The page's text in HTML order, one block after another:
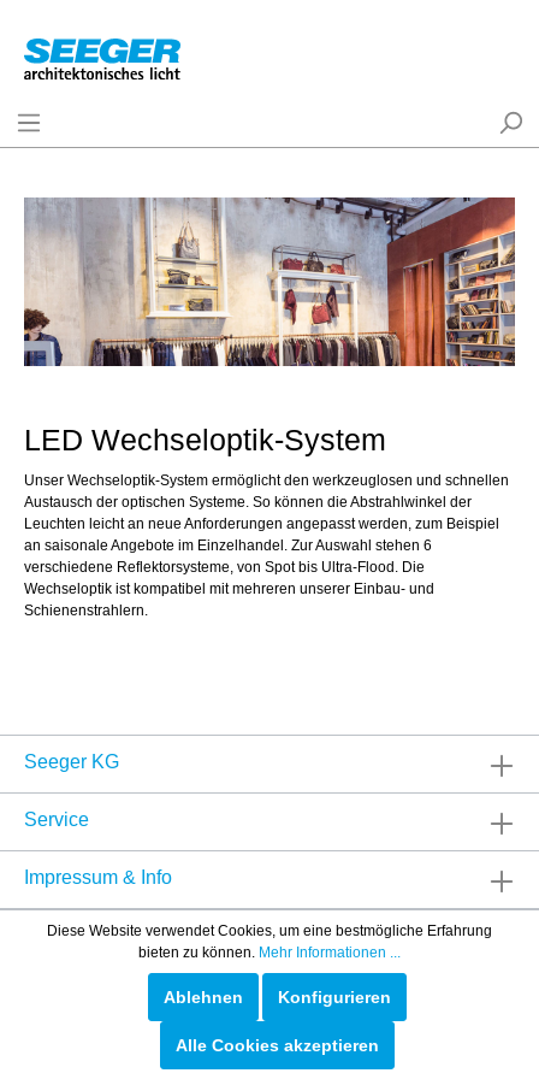
LED Wechseloptik-System
Unser Wechseloptik-System ermöglicht den werkzeuglosen und schnellen
Austausch der optischen Systeme. So können die Abstrahlwinkel der
Leuchten leicht an neue Anforderungen angepasst werden, zum Beispiel
an saisonale Angebote im Einzelhandel. Zur Auswahl stehen 6
verschiedene Reflektorsysteme, von Spot bis Ultra-Flood. Die
Wechseloptik ist kompatibel mit mehreren unserer Einbau- und
Schienenstrahlern.
Seeger KG
Service
Impressum & Info
Diese Website verwendet Cookies, um eine bestmögliche Erfahrung
bieten zu können. Mehr Informationen ...
Ablehnen Konfigurieren
Alle Cookies akzeptieren